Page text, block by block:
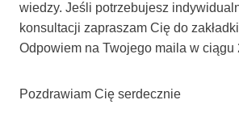
wiedzy. Jeśli potrzebujesz
konsultacji zapraszam Cię do zakładki
Odpowiem na Twojego maila w ciągu
Pozdrawiam Cię serdecznie